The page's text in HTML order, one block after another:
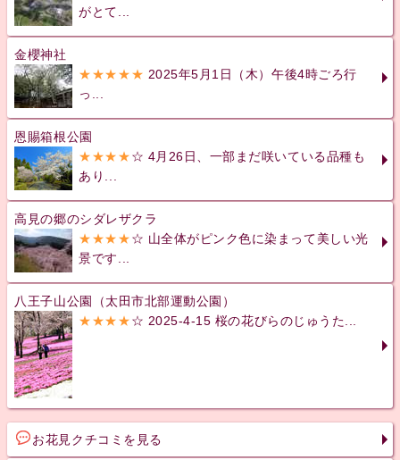
がとて...
金櫻神社
★★★★★ 2025年5月1日（木）午後4時ごろ行
っ...
恩賜箱根公園
★★★★☆ 4月26日、一部まだ咲いている品種も
あり...
高見の郷のシダレザクラ
★★★★☆ 山全体がピンク色に染まって美しい光
景です...
八王子山公園（太田市北部運動公園）
★★★★☆ 2025-4-15 桜の花びらのじゅうた...
お花見クチコミを見る